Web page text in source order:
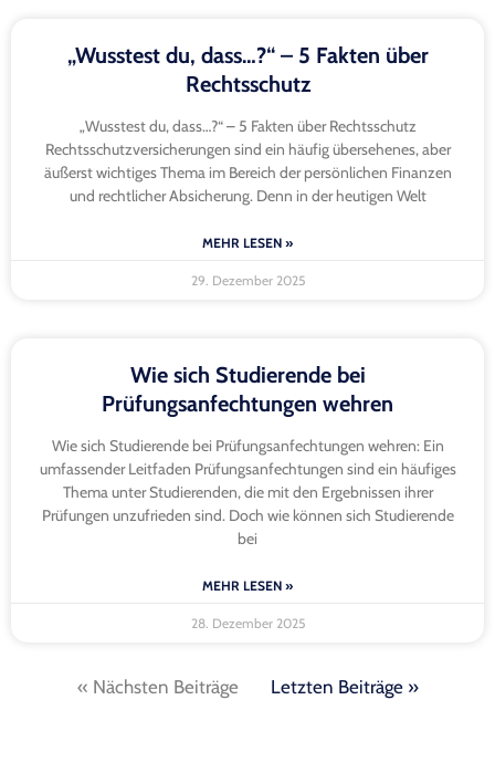
„Wusstest du, dass…?“ – 5 Fakten über
Rechtsschutz
„Wusstest du, dass…?“ – 5 Fakten über Rechtsschutz
Rechtsschutzversicherungen sind ein häufig übersehenes, aber
äußerst wichtiges Thema im Bereich der persönlichen Finanzen
und rechtlicher Absicherung. Denn in der heutigen Welt
MEHR LESEN »
29. Dezember 2025
Wie sich Studierende bei
Prüfungsanfechtungen wehren
Wie sich Studierende bei Prüfungsanfechtungen wehren: Ein
umfassender Leitfaden Prüfungsanfechtungen sind ein häufiges
Thema unter Studierenden, die mit den Ergebnissen ihrer
Prüfungen unzufrieden sind. Doch wie können sich Studierende
bei
MEHR LESEN »
28. Dezember 2025
« Nächsten Beiträge Letzten Beiträge »